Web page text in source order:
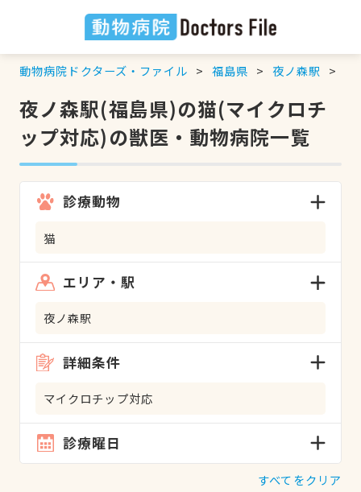
動物病院ドクターズ・ファイル 福島県 夜ノ森駅
夜ノ森駅(福島県)の猫(マイクロチ
ップ対応)の獣医・動物病院一覧
診療動物
猫
エリア・駅
夜ノ森駅
詳細条件
マイクロチップ対応
診療曜日
すべてをクリア